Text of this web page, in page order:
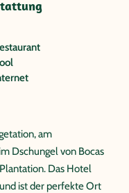
am
Dschungel von Bocas
Das Hotel
ist der perfekte Ort